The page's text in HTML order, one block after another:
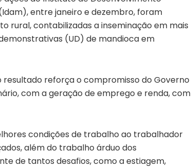
entre janeiro e dezembro, foram
rural, contabilizadas a inseminação em mais
(UD) de mandioca em
reforça o compromisso do Governo
com a geração de emprego e renda, com
condições de trabalho ao trabalhador
além do trabalho árduo dos
de tantos desafios, como a estiagem,